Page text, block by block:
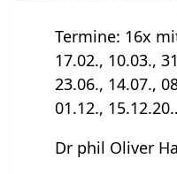
Termine: 16x
17.02., 10.03.,
23.06., 14.07.,
01.12.,
Dr phil Oliver